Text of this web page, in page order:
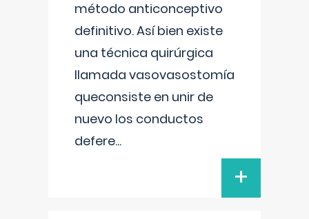
método anticonceptivo
definitivo. Así bien existe
una técnica quirúrgica
llamada vasovasostomía
queconsiste en unir de
nuevo los conductos
defere...
+